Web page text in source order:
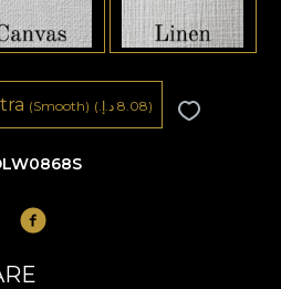
(Smooth) ( 8.08 د.إ.‏)